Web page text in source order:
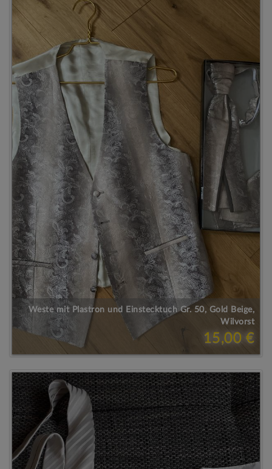
Weste mit Plastron und Einstecktuch Gr. 50, Gold Beige,
Wilvorst
15,00 €